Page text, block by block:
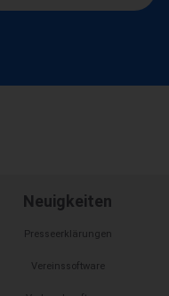
Neuigkeiten
Presseerklärungen
Vereinssoftware